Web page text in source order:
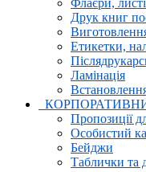
Флаєри,
Друк книг
Етикетки,
Ламінація
Пропозиції
Особистий
Бейджи
Таблички та